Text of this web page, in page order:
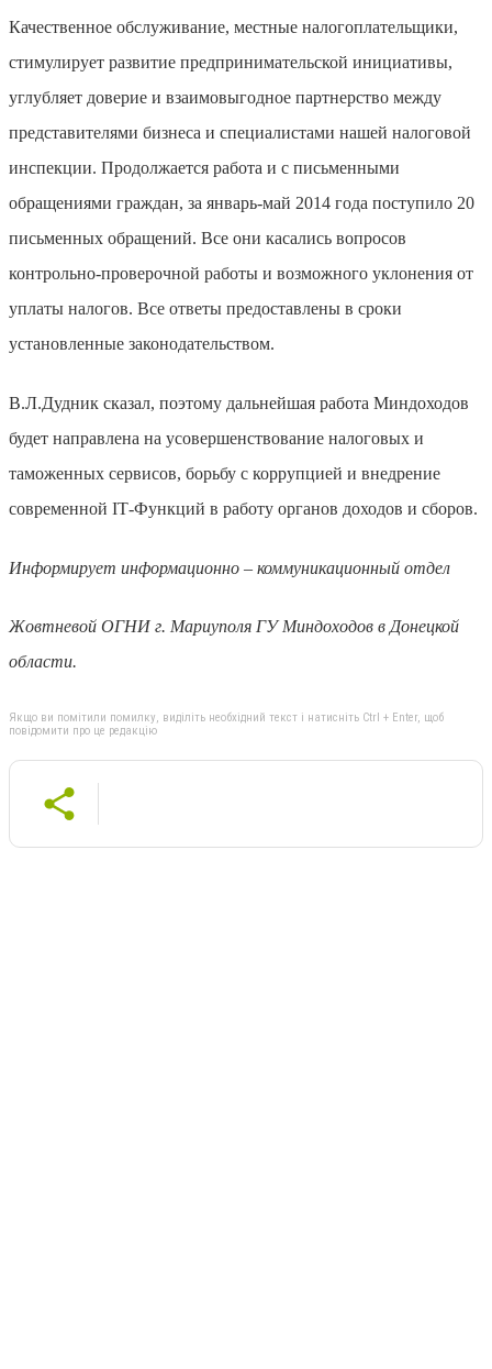
Качественное обслуживание, местные налогоплательщики,
стимулирует развитие предпринимательской инициативы,
углубляет доверие и взаимовыгодное партнерство между
представителями бизнеса и специалистами нашей налоговой
инспекции. Продолжается работа и с письменными
обращениями граждан, за январь-май 2014 года поступило 20
письменных обращений. Все они касались вопросов
контрольно-проверочной работы и возможного уклонения от
уплаты налогов. Все ответы предоставлены в сроки
установленные законодательством.
В.Л.Дудник сказал, поэтому дальнейшая работа Миндоходов
будет направлена на усовершенствование налоговых и
таможенных сервисов, борьбу с коррупцией и внедрение
современной ІТ-Функций в работу органов доходов и сборов.
Информирует информационно – коммуникационный отдел
Жовтневой ОГНИ г. Мариуполя ГУ Миндоходов в Донецкой
области.
Якщо ви помітили помилку, виділіть необхідний текст і натисніть Ctrl + Enter, щоб
повідомити про це редакцію